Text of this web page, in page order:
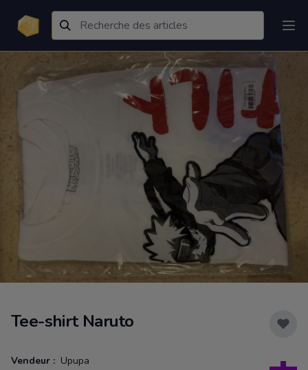
Tee-shirt Naruto
Vendeur : Upupa